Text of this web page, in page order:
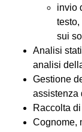
invio
sui
Analisi
analisi
Gestione
assistenza
Raccolta
Cognome,